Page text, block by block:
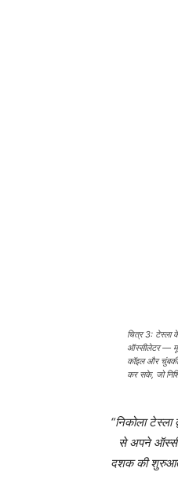
चित्र 3: टेस्ला
ऑस्सीलेटर —
कॉइल और चुंबकीय
कर सके, जो
“निकोला
से अपने
दशक की शुरुआत